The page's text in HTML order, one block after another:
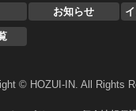
お知らせ
© HOZUI-IN. All Rights